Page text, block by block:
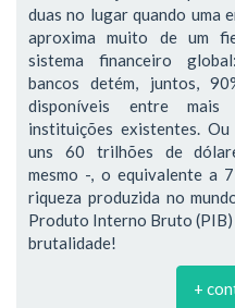
duas no lugar quando uma
aproxima muito de um
sistema financeiro
bancos detém, juntos,
disponíveis entre mais
instituições existentes. Ou
uns 60 trilhões de
mesmo -, o equivalente a
riqueza produzida no
Produto Interno Bruto (PIB)
brutalidade!
+